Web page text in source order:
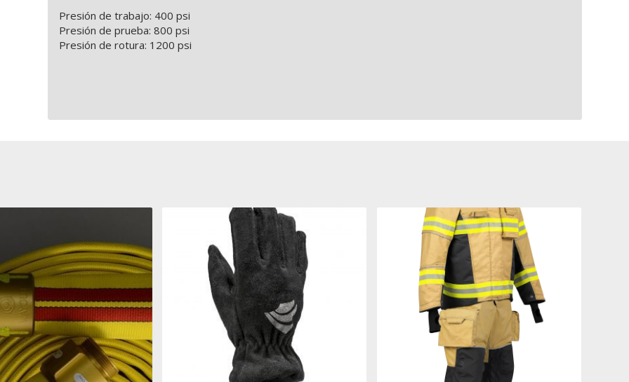
Presión de trabajo: 400 psi
Presión de prueba: 800 psi
Presión de rotura: 1200 psi